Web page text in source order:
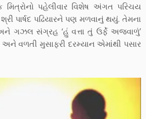
પહેલીવાર વિશેષ અંગત પરિચય
પાર્ષદ પઢિયારને પણ મળવાનું થયું. તેમના
ગઝલ સંગ્રહ ‘હું વત્તા તું ઉર્ફે અજવાળું’
વળતી મુસાફરી દરમ્યાન એમાંથી પસાર